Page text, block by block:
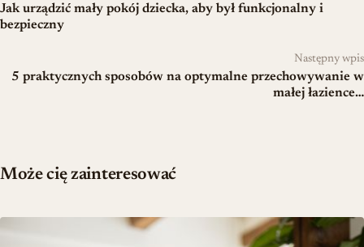
Jak urządzić mały pokój dziecka, aby był funkcjonalny i
bezpieczny
Następny wpis
5 praktycznych sposobów na optymalne przechowywanie w
małej łazience…
Może cię zainteresować
Kompletny przewodnik po wyborze umywalki do łazienki –